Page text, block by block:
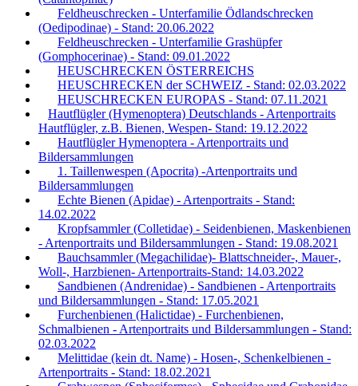
Feldheuschrecken - Unterfamilie Ödlandschrecken
(Oedipodinae) - Stand: 20.06.2022
Feldheuschrecken - Unterfamilie Grashüpfer
(Gomphocerinae) - Stand: 09.01.2022
HEUSCHRECKEN ÖSTERREICHS
HEUSCHRECKEN der SCHWEIZ - Stand: 02.03.2022
HEUSCHRECKEN EUROPAS - Stand: 07.11.2021
Hautflügler (Hymenoptera) Deutschlands - Artenportraits
Hautflügler, z.B. Bienen, Wespen- Stand: 19.12.2022
Hautflügler Hymenoptera - Artenportraits und
Bildersammlungen
1. Taillenwespen (Apocrita) -Artenportraits und
Bildersammlungen
Echte Bienen (Apidae) - Artenportraits - Stand:
14.02.2022
Kropfsammler (Colletidae) - Seidenbienen, Maskenbienen
- Artenportraits und Bildersammlungen - Stand: 19.08.2021
Bauchsammler (Megachilidae)- Blattschneider-, Mauer-,
Woll-, Harzbienen- Artenportraits-Stand: 14.03.2022
Sandbienen (Andrenidae) - Sandbienen - Artenportraits
und Bildersammlungen - Stand: 17.05.2021
Furchenbienen (Halictidae) - Furchenbienen,
Schmalbienen - Artenportraits und Bildersammlungen - Stand:
02.03.2022
Melittidae (kein dt. Name) - Hosen-, Schenkelbienen -
Artenportraits - Stand: 18.02.2021